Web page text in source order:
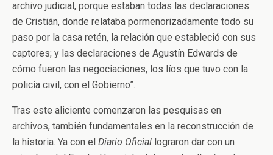
archivo judicial, porque estaban todas las declaraciones
de Cristián, donde relataba pormenorizadamente todo su
paso por la casa retén, la relación que estableció con sus
captores; y las declaraciones de Agustín Edwards de
cómo fueron las negociaciones, los líos que tuvo con la
policía civil, con el Gobierno”.
Tras este aliciente comenzaron las pesquisas en
archivos, también fundamentales en la reconstrucción de
la historia. Ya con el Diario Oficial lograron dar con un